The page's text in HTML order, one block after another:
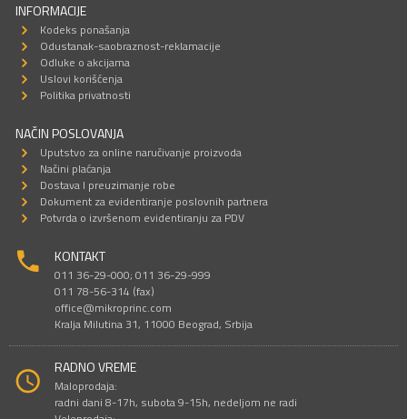
INFORMACIJE
Kodeks ponašanja
Odustanak-saobraznost-reklamacije
Odluke o akcijama
Uslovi korišćenja
Politika privatnosti
NAČIN POSLOVANJA
Uputstvo za online naručivanje proizvoda
Načini plaćanja
Dostava I preuzimanje robe
Dokument za evidentiranje poslovnih partnera
Potvrda o izvršenom evidentiranju za PDV
KONTAKT
011 36-29-000; 011 36-29-999
011 78-56-314 (fax)
office@mikroprinc.com
Kralja Milutina 31, 11000 Beograd, Srbija
RADNO VREME
Maloprodaja:
radni dani 8-17h, subota 9-15h, nedeljom ne radi